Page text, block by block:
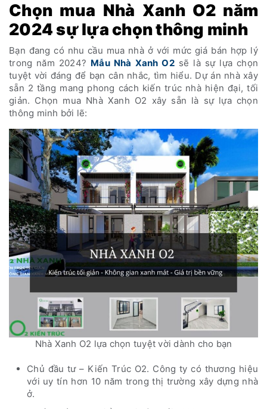
Chọn mua Nhà Xanh O2 năm
2024 sự lựa chọn thông minh
Bạn đang có nhu cầu mua nhà ở với mức giá bán hợp lý
trong năm 2024? Mẫu Nhà Xanh O2 sẽ là sự lựa chọn
tuyệt vời đáng để bạn cân nhắc, tìm hiểu. Dự án nhà xây
sẵn 2 tầng mang phong cách kiến trúc nhà hiện đại, tối
giản. Chọn mua Nhà Xanh O2 xây sẵn là sự lựa chọn
thông minh bởi lẽ:
Nhà Xanh O2 lựa chọn tuyệt vời dành cho bạn
Chủ đầu tư – Kiến Trúc O2. Công ty có thương hiệu
với uy tín hơn 10 năm trong thị trường xây dựng nhà
ở.